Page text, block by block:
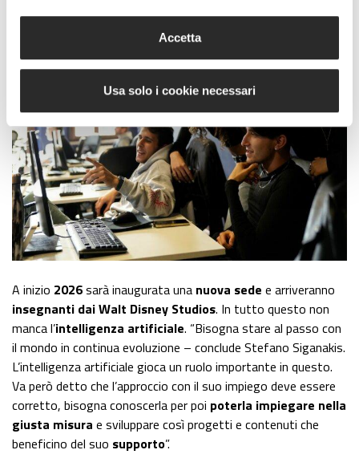
Accetta
Usa solo i cookie necessari
quelli utilizzati negli studi di Hollywood.
A inizio 2026sarà inaugurata una nuova sede e arriveranno
insegnanti dai Walt Disney Studios. In tutto questo non
manca l’intelligenza artificiale. “Bisogna stare al passo con
il mondo in continua evoluzione – conclude Stefano Siganakis.
L’intelligenza artificiale gioca un ruolo importante in questo.
Va però detto che l’approccio con il suo impiego deve essere
corretto, bisogna conoscerla per poi poterla impiegare nella
giusta misura e sviluppare così progetti e contenuti che
beneficino del suo supporto”.